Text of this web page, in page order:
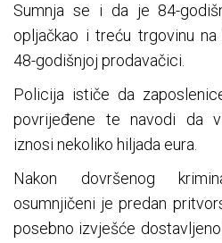
Sumnja se i da je 84-
opljačkao i treću trgovinu
48-godišnjoj prodavačici.
Policija ističe da
povrijeđene te navodi da
iznosi nekoliko hiljada eura.
Nakon dovršenog
osumnjičeni je predan
posebno izvješće